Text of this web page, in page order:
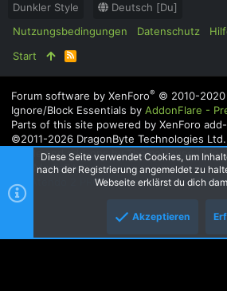
Dunkler Style
Deutsch [Du]
Nutzungsbedingungen
Datenschutz
Start
R
S
Forum software by XenForo® © 2010-2020
Ignore/Block Essentials by AddonFlare -
Parts of this site powered by XenForo
©2011-2026 DragonByte Technologies Ltd.
Style and add-ons by ThemeHouse|
s9e/MediaSites
XenAtendo 2 PRO© Jason Axelrod of
Diese Seite verwendet Cookies, um
nach der Registrierung angemeldet zu
Webseite erklärst du dich
Akzeptieren